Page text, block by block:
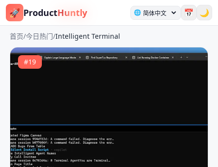
🚀 ProductHuntly 🌐 📅 🌙
首页/今日热门/Intelligent Terminal
#19